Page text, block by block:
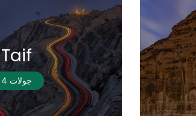
Taif
4 جولات